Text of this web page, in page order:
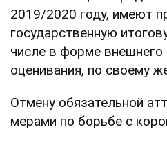
2019/2020 году, имеют
государственную
числе в форме внешнего
оценивания, по своему
Отмену обязательной
мерами по борьбе с